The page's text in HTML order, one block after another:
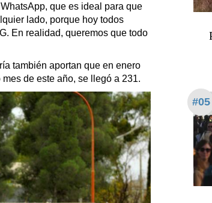
que es ideal para que
lado, porque hoy todos
En realidad, queremos que todo
también aportan que en enero
de este año, se llegó a 231.
#05